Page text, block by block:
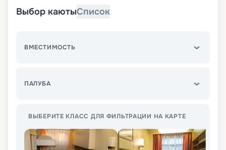
Выбор каютыСписок
ВМЕСТИМОСТЬ
ПАЛУБА
ВЫБЕРИТЕ КЛАСС ДЛЯ ФИЛЬТРАЦИИ НА КАРТЕ